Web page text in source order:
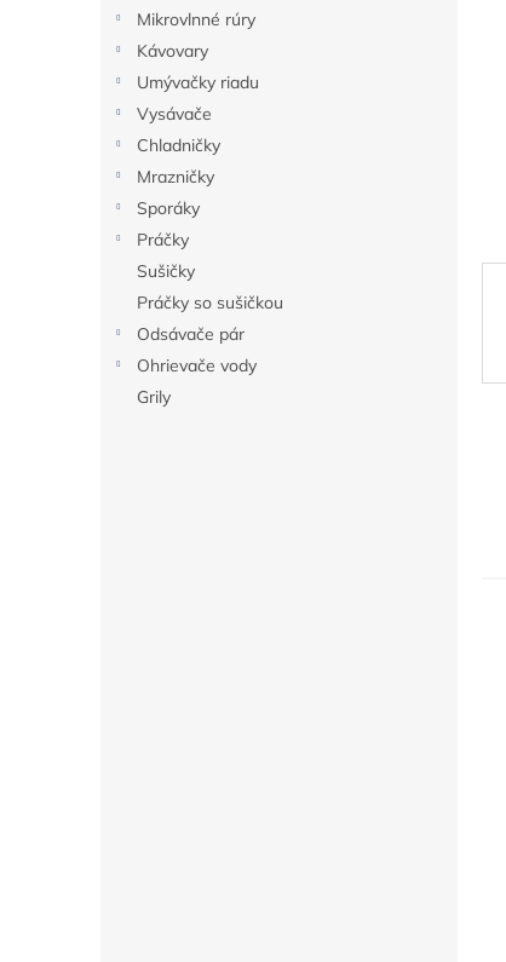
Mikrovlnné rúry
Kávovary
Umývačky riadu
Vysávače
Chladničky
Mrazničky
Sporáky
Práčky
Sušičky
Práčky so sušičkou
Odsávače pár
Ohrievače vody
Grily